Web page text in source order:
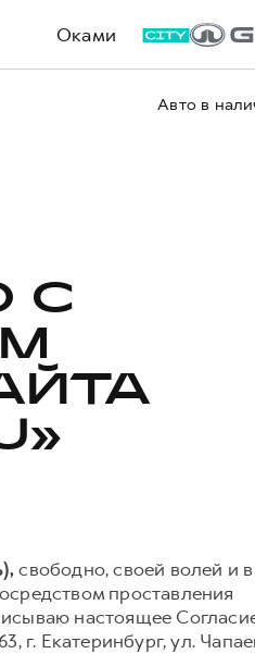
Оками
Авто в
С
свободно, своей волей и
проставления
настоящее
г. Екатеринбург, ул.